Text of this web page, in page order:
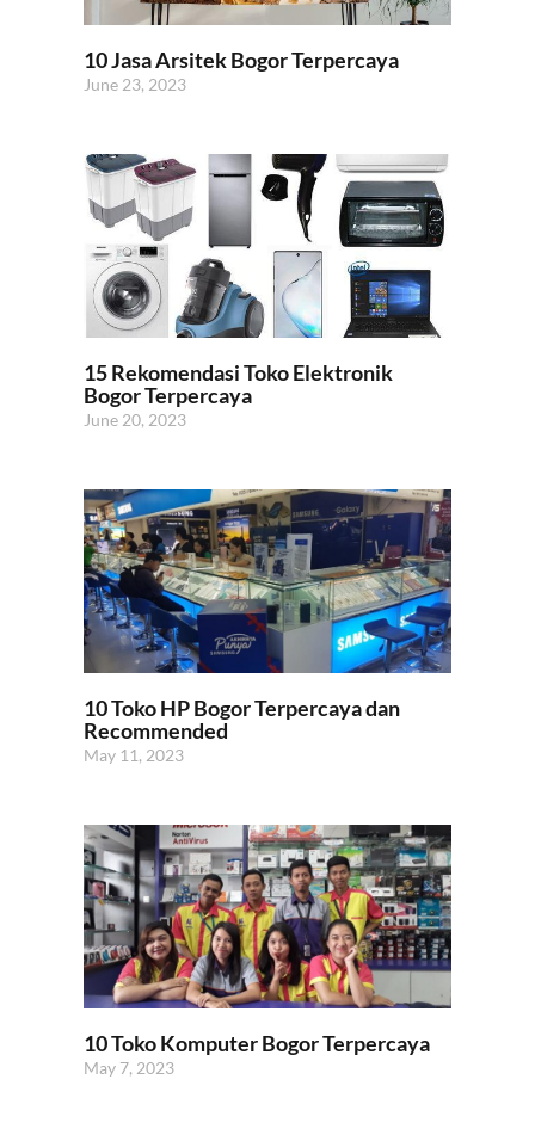
10 Jasa Arsitek Bogor Terpercaya
June 23, 2023
15 Rekomendasi Toko Elektronik
Bogor Terpercaya
June 20, 2023
10 Toko HP Bogor Terpercaya dan
Recommended
May 11, 2023
10 Toko Komputer Bogor Terpercaya
May 7, 2023